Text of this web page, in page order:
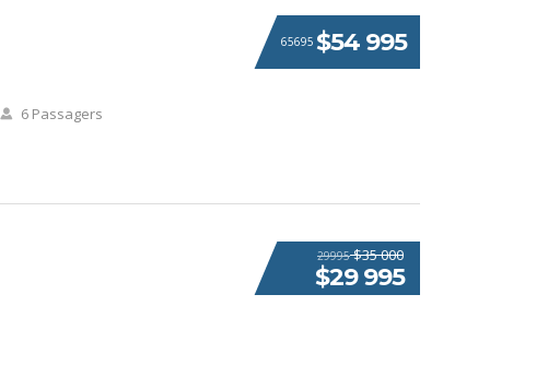
65695 $54 995
6 Passagers
29995$35 000
$29 995